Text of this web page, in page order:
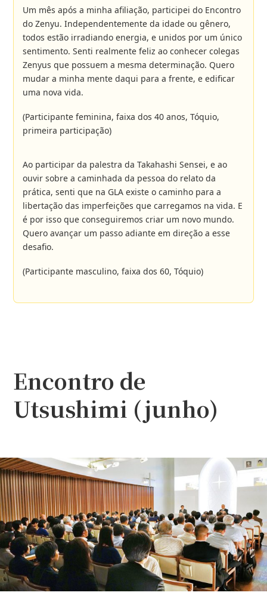
Um mês após a minha afiliação, participei do Encontro
do Zenyu. Independentemente da idade ou gênero,
todos estão irradiando energia, e unidos por um único
sentimento. Senti realmente feliz ao conhecer colegas
Zenyus que possuem a mesma determinação. Quero
mudar a minha mente daqui para a frente, e edificar
uma nova vida.
(Participante feminina, faixa dos 40 anos, Tóquio,
primeira participação)
Ao participar da palestra da Takahashi Sensei, e ao
ouvir sobre a caminhada da pessoa do relato da
prática, senti que na GLA existe o caminho para a
libertação das imperfeições que carregamos na vida. E
é por isso que conseguiremos criar um novo mundo.
Quero avançar um passo adiante em direção a esse
desafio.
(Participante masculino, faixa dos 60, Tóquio)
Encontro de
Utsushimi (junho)